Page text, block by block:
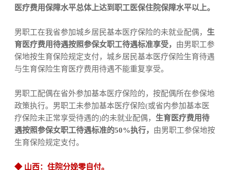
医疗费用保障水平总体上达到职工医保住院保障水平以上。
男职工在我省参加城乡居民基本医疗保险的未就业配偶， 生
育医疗费用待遇按照参保女职工待遇标准享受， 由男职工参
保地按生育保险规定支付，城乡居民基本医疗保险生育待遇
与生育保险生育医疗费用待遇不能重复享受。
男职工配偶在省外参加基本医疗保险的，按配偶所在参保地
政策执行。男职工未参加基本医疗保险(或省内参加基本医
疗保险未正常享受待遇的)的未就业配偶， 生育医疗费用待
遇按照参保女职工待遇标准的50%执行， 由男职工参保地按
生育保险规定支付。
◆ 山西：住院分娩零自付。